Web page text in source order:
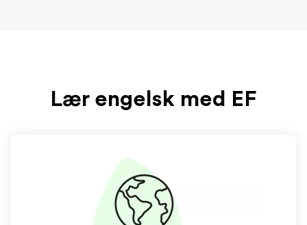
Lær engelsk med EF